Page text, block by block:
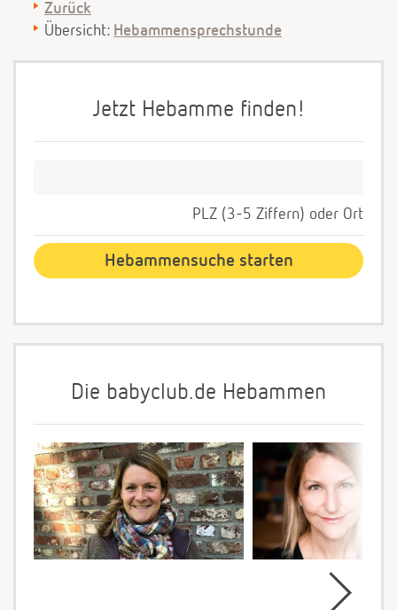
Zurück
Übersicht: Hebammensprechstunde
Jetzt Hebamme finden!
PLZ (3-5 Ziffern) oder Ort
Die babyclub.de Hebammen